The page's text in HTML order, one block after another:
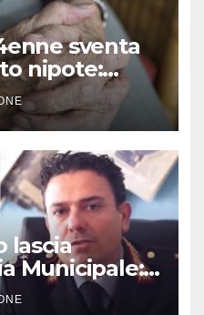
sventa
nipote:
lascia
Municipale: